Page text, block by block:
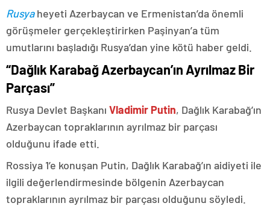
Rusyaheyeti Azerbaycan ve Ermenistan’da önemli
görüşmeler gerçekleştirirken Paşinyan’a tüm
umutlarını başladığı Rusya’dan yine kötü haber geldi.
“Dağlık Karabağ Azerbaycan’ın Ayrılmaz Bir
Parçası”
Rusya Devlet Başkanı Vladimir Putin, Dağlık Karabağ’ın
Azerbaycan topraklarının ayrılmaz bir parçası
olduğunu ifade etti.
Rossiya 1’e konuşan Putin, Dağlık Karabağ’ın aidiyeti ile
ilgili değerlendirmesinde bölgenin Azerbaycan
topraklarının ayrılmaz bir parçası olduğunu söyledi.